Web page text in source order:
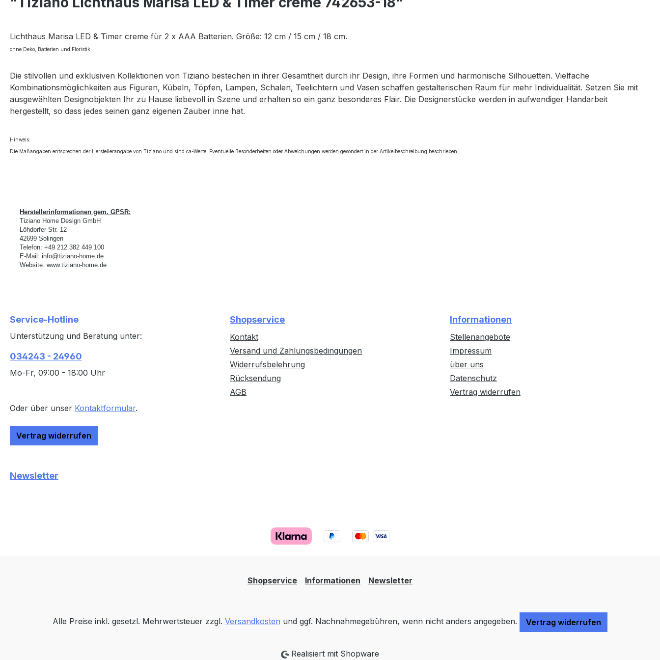
Lichthaus Marisa LED & Timer creme für 2 x AAA Batterien. Größe: 12 cm / 15 cm / 18 cm.
ohne Deko, Batterien und Floristik
Die stilvollen und exklusiven Kollektionen von Tiziano bestechen in ihrer Gesamtheit durch ihr Design, ihre Formen und harmonische Silhouetten. Vielfache
Kombinationsmöglichkeiten aus Figuren, Kübeln, Töpfen, Lampen, Schalen, Teelichtern und Vasen schaffen gestalterischen Raum für mehr Individualität. Setzen Sie mit
ausgewählten Designobjekten Ihr zu Hause liebevoll in Szene und erhalten so ein ganz besonderes Flair. Die Designerstücke werden in aufwendiger Handarbeit
hergestellt, so dass jedes seinen ganz eigenen Zauber inne hat.
Hinweis:
Die Maßangaben entsprechen der Herstellerangabe von Tiziano und sind ca-Werte. Eventuelle Besonderheiten oder Abweichungen werden gesondert in der Artikelbeschreibung beschrieben.
Herstellerinformationen gem. GPSR:
Tiziano Home Design GmbH
L öhdorfer Str. 12
42699 Solingen
Telefon: +49 212 382 449 100
E-Mail: info@tiziano-home.de
Website: www.tiziano-home.de
Service-Hotline
Unterstützung und Beratung unter:
034243 - 24960
Mo-Fr, 09:00 - 18:00 Uhr
Oder über unser Kontaktformular.
Vertrag widerrufen
Shopservice
Kontakt
Versand und Zahlungsbedingungen
Widerrufsbelehrung
Rücksendung
AGB
Informationen
Stellenangebote
Impressum
über uns
Datenschutz
Vertrag widerrufen
Newsletter
Shopservice Informationen Newsletter
Alle Preise inkl. gesetzl. Mehrwertsteuer zzgl. Versandkosten und ggf. Nachnahmegebühren, wenn nicht anders angegeben. Vertrag widerrufen
Realisiert mit Shopware